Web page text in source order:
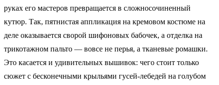
руках его мастеров превращается в сложносочиненный
кутюр. Так, пятнистая аппликация на кремовом костюме на
деле оказывается сворой шифоновых бабочек, а отделка на
трикотажном пальто — вовсе не перья, а тканевые ромашки.
Это касается и удивительных вышивок: чего стоит только
сюжет с бесконечными крыльями гусей-лебедей на голубом